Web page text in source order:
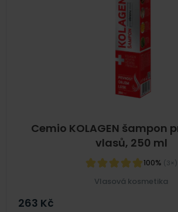
Cemio KOLAGEN šampon
vlasů, 250 ml
100% (3×)
Vlasová kosmetika
263 Kč